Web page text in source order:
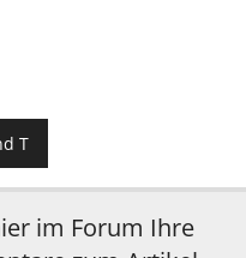
T
im Forum Ihre